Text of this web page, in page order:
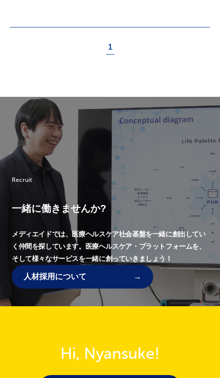
1
Recruit
一緒に働きませんか?
メディエイドでは、医療ヘルスケア社会基盤を一緒に創出してい
く仲間を探しています。
医療ヘルスケア・プラットフォームを、
そして様々なサービスを一緒に創っていきましょう！
人材採用について
Hi, Nyansuke!